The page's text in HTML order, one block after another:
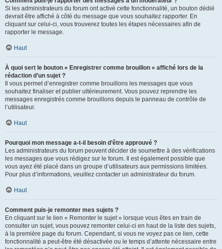
Si les administrateurs du forum ont activé cette fonctionnalité, un bouton dédié
devrait être affiché à côté du message que vous souhaitez rapporter. En
cliquant sur celui-ci, vous trouverez toutes les étapes nécessaires afin de
rapporter le message.
Haut
À quoi sert le bouton « Enregistrer comme brouillon » affiché lors de la
rédaction d’un sujet ?
Il vous permet d’enregistrer comme brouillons les messages que vous
souhaitez finaliser et publier ultérieurement. Vous pouvez reprendre les
messages enregistrés comme brouillons depuis le panneau de contrôle de
l’utilisateur.
Haut
Pourquoi mon message a-t-il besoin d’être approuvé ?
Les administrateurs du forum peuvent décider de soumettre à des vérifications
les messages que vous rédigez sur le forum. Il est également possible que
vous ayez été placé dans un groupe d’utilisateurs aux permissions limitées.
Pour plus d’informations, veuillez contacter un administrateur du forum.
Haut
Comment puis-je remonter mes sujets ?
En cliquant sur le lien « Remonter le sujet » lorsque vous êtes en train de
consulter un sujet, vous pouvez remonter celui-ci en haut de la liste des sujets,
à la première page du forum. Cependant, si vous ne voyez pas ce lien, cette
fonctionnalité a peut-être été désactivée ou le temps d’attente nécessaire entre